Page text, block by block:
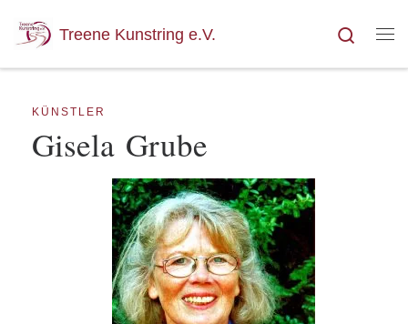
Zum Inhalt springen
Treene Kunstring e.V.
Search
KÜNSTLER
Gise­la Grube